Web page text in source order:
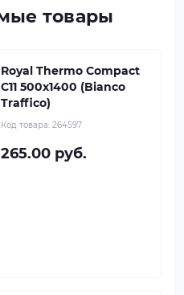
товары
Royal Thermo Compact
C11 500x1400 (Bianco
Traffico)
Код товара: 264597
265.00 руб.